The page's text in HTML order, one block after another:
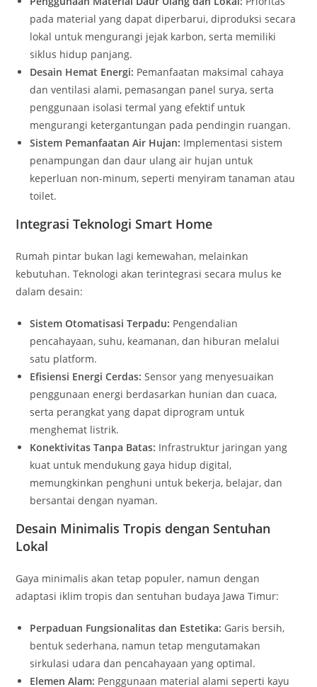
pada material yang dapat diperbarui, diproduksi secara
lokal untuk mengurangi jejak karbon, serta memiliki
siklus hidup panjang.
Desain Hemat Energi: Pemanfaatan maksimal cahaya
dan ventilasi alami, pemasangan panel surya, serta
penggunaan isolasi termal yang efektif untuk
mengurangi ketergantungan pada pendingin ruangan.
Sistem Pemanfaatan Air Hujan: Implementasi sistem
penampungan dan daur ulang air hujan untuk
keperluan non-minum, seperti menyiram tanaman atau
toilet.
Integrasi Teknologi Smart Home
Rumah pintar bukan lagi kemewahan, melainkan
kebutuhan. Teknologi akan terintegrasi secara mulus ke
dalam desain:
Sistem Otomatisasi Terpadu: Pengendalian
pencahayaan, suhu, keamanan, dan hiburan melalui
satu platform.
Efisiensi Energi Cerdas: Sensor yang menyesuaikan
penggunaan energi berdasarkan hunian dan cuaca,
serta perangkat yang dapat diprogram untuk
menghemat listrik.
Konektivitas Tanpa Batas: Infrastruktur jaringan yang
kuat untuk mendukung gaya hidup digital,
memungkinkan penghuni untuk bekerja, belajar, dan
bersantai dengan nyaman.
Desain Minimalis Tropis dengan Sentuhan
Lokal
Gaya minimalis akan tetap populer, namun dengan
adaptasi iklim tropis dan sentuhan budaya Jawa Timur:
Perpaduan Fungsionalitas dan Estetika: Garis bersih,
bentuk sederhana, namun tetap mengutamakan
sirkulasi udara dan pencahayaan yang optimal.
Elemen Alam: Penggunaan material alami seperti kayu